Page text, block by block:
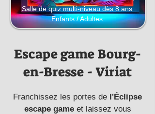
Salle de quiz multi-niveau dès 8 ans
Enfants / Adultes
Escape game Bourg-
en-Bresse - Viriat
Franchissez les portes de l'Éclipse
escape game et laissez vous